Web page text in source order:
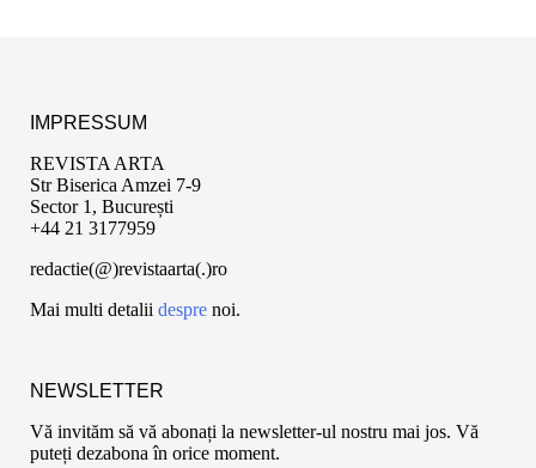
IMPRESSUM
REVISTA ARTA
Str Biserica Amzei 7-9
Sector 1, București
+44 21 3177959
redactie(@)revistaarta(.)ro
Mai multi detalii despre noi.
NEWSLETTER
Vă invităm să vă abonați la newsletter-ul nostru mai jos. Vă
puteți dezabona în orice moment.